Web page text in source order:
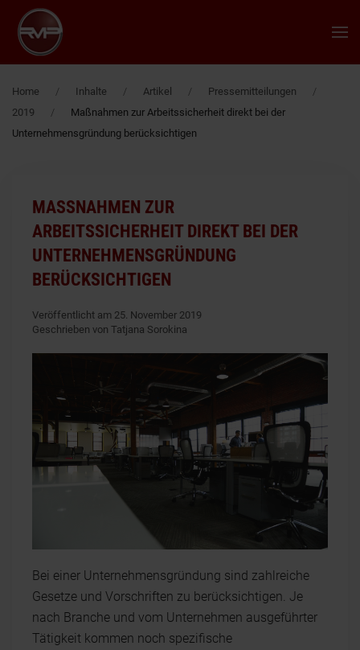
Zum Hauptinhalt springen
Home Inhalte Artikel
Pressemitteilungen
2019
Maßnahmen zur Arbeitssicherheit direkt bei der
Unternehmensgründung berücksichtigen
MASSNAHMEN ZUR A
RBEITSSICHERHEIT DIREKT BEI DER U
NTERNEHMENSGRÜNDUNG B
ERÜCKSICHTIGEN
Veröffentlicht am 25. November 2019
Geschrieben von Tatjana Sorokina
Bei einer Unternehmensgründung sind zahlreiche
Gesetze und Vorschriften zu berücksichtigen. Je
nach Branche und vom Unternehmen ausgeführter
Tätigkeit kommen noch spezifische